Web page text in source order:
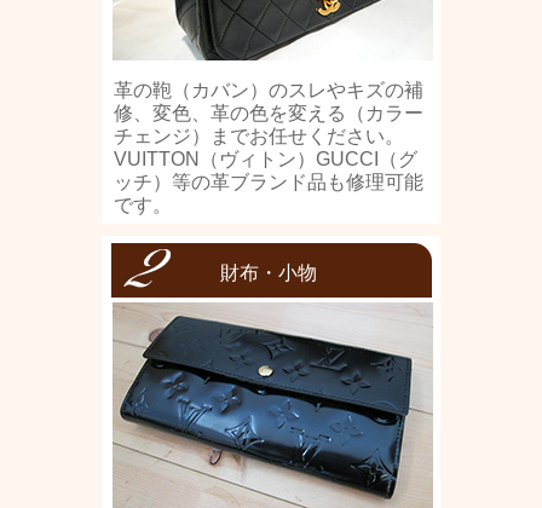
革の鞄（カバン）のスレやキズの補
修、変色、革の色を変える（カラー
チェンジ）までお任せください。
VUITTON（ヴィトン）GUCCI（グ
ッチ）等の革ブランド品も修理可能
です。
財布・小物